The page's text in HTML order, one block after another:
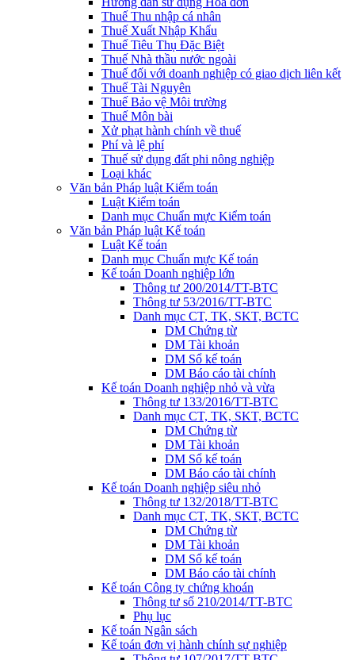
Thuế Thu nhập cá nhân
Thuế Xuất Nhập Khẩu
Thuế Tiêu Thụ Đặc Biệt
Thuế Nhà thầu nước ngoài
Thuế đối với doanh nghiệp có giao dịch liên kết
Thuế Tài Nguyên
Thuế Bảo vệ Môi trường
Thuế Môn bài
Xử phạt hành chính về thuế
Phí và lệ phí
Thuế sử dụng đất phi nông nghiệp
Loại khác
Văn bản Pháp luật Kiểm toán
Luật Kiểm toán
Danh mục Chuẩn mực Kiểm toán
Văn bản Pháp luật Kế toán
Luật Kế toán
Danh mục Chuẩn mực Kế toán
Kế toán Doanh nghiệp lớn
Thông tư 200/2014/TT-BTC
Thông tư 53/2016/TT-BTC
Danh mục CT, TK, SKT, BCTC
DM Chứng từ
DM Tài khoản
DM Sổ kế toán
DM Báo cáo tài chính
Kế toán Doanh nghiệp nhỏ và vừa
Thông tư 133/2016/TT-BTC
Danh mục CT, TK, SKT, BCTC
DM Chứng từ
DM Tài khoản
DM Sổ kế toán
DM Báo cáo tài chính
Kế toán Doanh nghiệp siêu nhỏ
Thông tư 132/2018/TT-BTC
Danh mục CT, TK, SKT, BCTC
DM Chứng từ
DM Tài khoản
DM Sổ kế toán
DM Báo cáo tài chính
Kế toán Công ty chứng khoán
Thông tư số 210/2014/TT-BTC
Phụ lục
Kế toán Ngân sách
Kế toán đơn vị hành chính sự nghiệp